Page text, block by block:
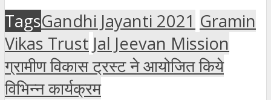
TagsGandhi Jayanti 2021 Gramin
Vikas Trust Jal Jeevan Mission
ग्रामीण विकास ट्रस्ट ने आयोजित किये
विभिन्न कार्यक्रम